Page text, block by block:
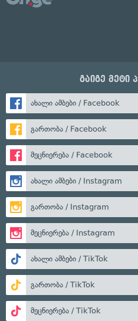
გაიგე მეტი
ახალი ამბები / Facebook
გართობა / Facebook
მეცნიერება / Facebook
ახალი ამბები / Instagram
გართობა / Instagram
მეცნიერება / Instagram
ახალი ამბები / TikTok
გართობა / TikTok
მეცნიერება / TikTok